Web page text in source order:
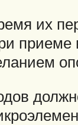
их
приеме